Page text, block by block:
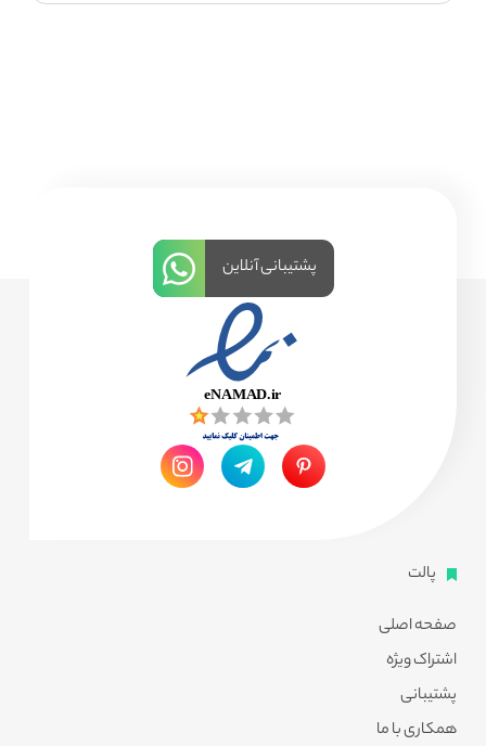
پالت
صفحه اصلی
اشتراک ویژه
پشتیبانی
همکاری با ما
پشتیبانی آنلاین